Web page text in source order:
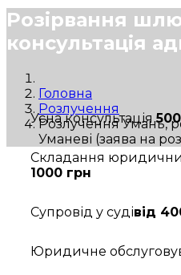
Розірвання
консультація
Головна
Розлучення
Розлучення Умань,
Уманеві (заява на
Усна консультація
Складання
1000 грн
Супровід у судівід
Юридичне